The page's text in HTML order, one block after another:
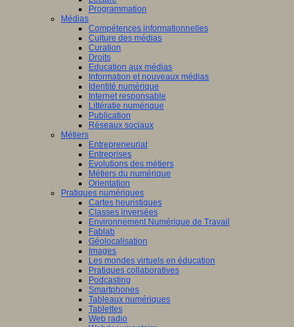
Programmation
Médias
Compétences informationnelles
Culture des médias
Curation
Droits
Education aux médias
Information et nouveaux médias
Identité numérique
Internet responsable
Littératie numérique
Publication
Réseaux sociaux
Métiers
Entrepreneuriat
Entreprises
Evolutions des métiers
Métiers du numérique
Orientation
Pratiques numériques
Cartes heuristiques
Classes inversées
Environnement Numérique de Travail
Fablab
Géolocalisation
Images
Les mondes virtuels en éducation
Pratiques collaboratives
Podcasting
Smartphones
Tableaux numériques
Tablettes
Web radio